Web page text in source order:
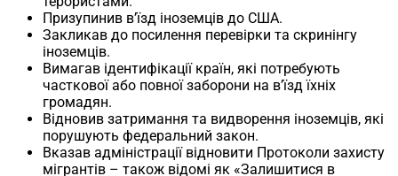
Призупинив в’їзд іноземців до США.
Закликав до посилення перевірки та скринінгу
іноземців.
Вимагав ідентифікації країн, які потребують
часткової або повної заборони на в’їзд їхніх
громадян.
Відновив затримання та видворення іноземців, які
порушують федеральний закон.
Вказав адміністрації відновити Протоколи захисту
мігрантів – також відомі як «Залишитися в